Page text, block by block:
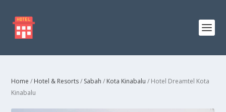
Home / Hotel & Resorts/ Sabah / Kota Kinabalu / Hotel Dreamtel Kota
Kinabalu